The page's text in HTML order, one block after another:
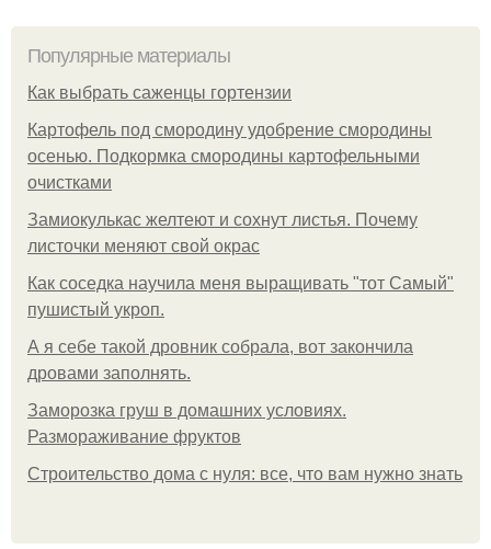
Популярные материалы
Как выбрать саженцы гортензии
Картофель под смородину удобрение смородины
осенью. Подкормка смородины картофельными
очистками
Замиокулькас желтеют и сохнут листья. Почему
листочки меняют свой окрас
Как соседка научила меня выращивать "тот Самый"
пушистый укроп.
А я себе такой дровник собрала, вот закончила
дровами заполнять.
Заморозка груш в домашних условиях.
Размораживание фруктов
Строительство дома с нуля: все, что вам нужно знать